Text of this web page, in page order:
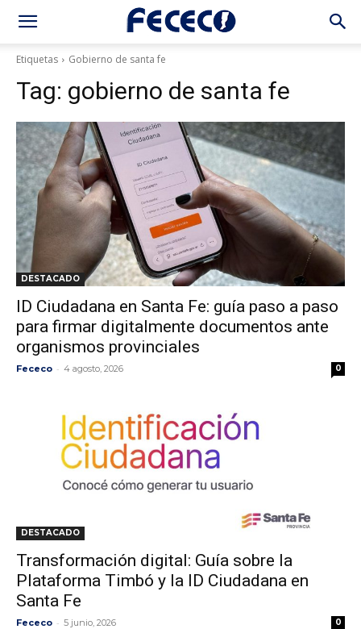
Etiquetas Gobierno de santa fe
Tag: gobierno de santa fe
DESTACADO
ID Ciudadana en Santa Fe: guía paso a paso
para firmar digitalmente documentos ante
organismos provinciales
Fececo - 4 agosto, 2026 0
DESTACADO
Transformación digital: Guía sobre la
Plataforma Timbó y la ID Ciudadana en
Santa Fe
Fececo - 5 junio, 2026 0